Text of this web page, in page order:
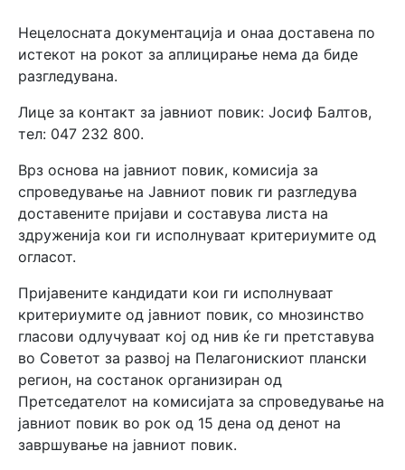
Нецелосната документација и онаа доставена по
истекот на рокот за аплицирање нема да биде
разгледувана.
Лице за контакт за јавниот повик: Јосиф Балтов,
тел: 047 232 800.
Врз основа на јавниот повик, комисија за
спроведување на Јавниот повик ги разгледува
доставените пријави и составува листа на
здруженија кои ги исполнуваат критериумите од
огласот.
Пријавените кандидати кои ги исполнуваат
критериумите од јавниот повик, со мнозинство
гласови одлучуваат кој од нив ќе ги претставува
во Советот за развој на Пелагонискиот плански
регион, на состанок организиран од
Претседателот на комисијата за спроведување на
јавниот повик во рок од 15 дена од денот на
завршување на јавниот повик.